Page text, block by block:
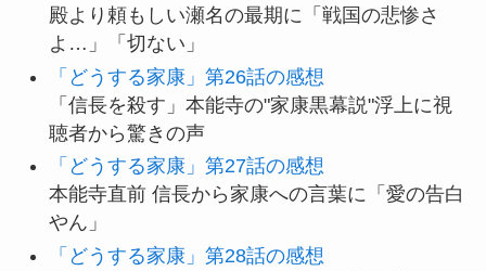
殿より頼もしい瀬名の最期に「戦国の悲惨さ
よ…」「切ない」
「どうする家康」第26話の感想
「信長を殺す」本能寺の"家康黒幕説"浮上に視
聴者から驚きの声
「どうする家康」第27話の感想
本能寺直前 信長から家康への言葉に「愛の告白
やん」
「どうする家康」第28話の感想